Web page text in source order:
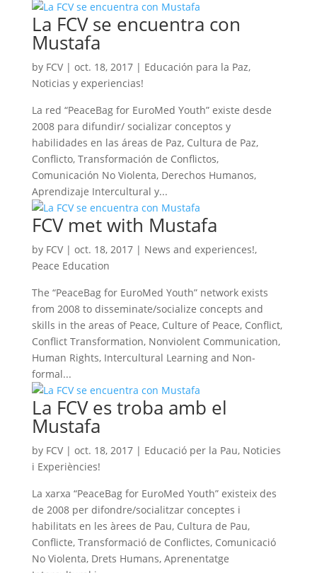
La FCV se encuentra con
Mustafa
by FCV| oct. 18, 2017| Educación para la Paz,
Noticias y experiencias!
La red “PeaceBag for EuroMed Youth” existe desde
2008 para difundir/ socializar conceptos y
habilidades en las áreas de Paz, Cultura de Paz,
Conflicto, Transformación de Conflictos,
Comunicación No Violenta, Derechos Humanos,
Aprendizaje Intercultural y...
FCV met with Mustafa
by FCV| oct. 18, 2017| News and experiences!,
Peace Education
The “PeaceBag for EuroMed Youth” network exists
from 2008 to disseminate/socialize concepts and
skills in the areas of Peace, Culture of Peace, Conflict,
Conflict Transformation, Nonviolent Communication,
Human Rights, Intercultural Learning and Non-
formal...
La FCV es troba amb el
Mustafa
by FCV| oct. 18, 2017| Educació per la Pau, Noticies
i Experiències!
La xarxa “PeaceBag for EuroMed Youth” existeix des
de 2008 per difondre/socialitzar conceptes i
habilitats en les àrees de Pau, Cultura de Pau,
Conflicte, Transformació de Conflictes, Comunicació
No Violenta, Drets Humans, Aprenentatge